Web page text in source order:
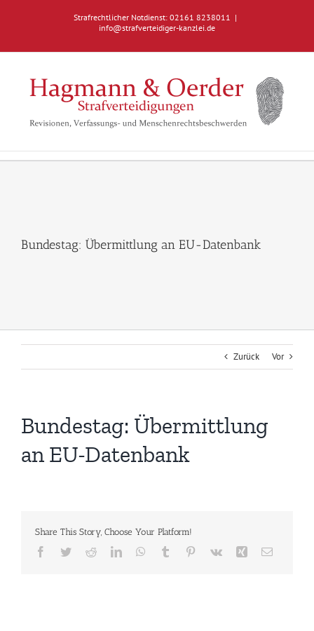
Strafrechtlicher Notdienst: 02161 8238011 |
info@strafverteidiger-kanzlei.de
Bundestag: Übermittlung an EU-Datenbank
Zurück Vor
Bundestag: Übermittlung
an EU-Datenbank
Share This Story, Choose Your Platform!
Facebook
TwitterRedditLinkedInWhatsApp
Tumblr Pinterest
Vk Xing E-